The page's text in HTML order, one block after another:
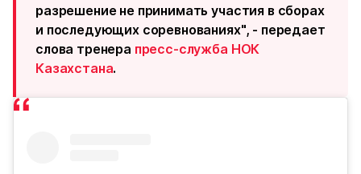
разрешение не принимать участия в сборах
и последующих соревнованиях", - передает
слова тренера пресс-служба НОК
Казахстана.